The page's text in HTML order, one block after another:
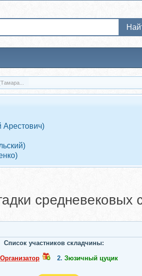
Арестович)
Список участников складчины:
Организатор 2. Зюзичный цуцик